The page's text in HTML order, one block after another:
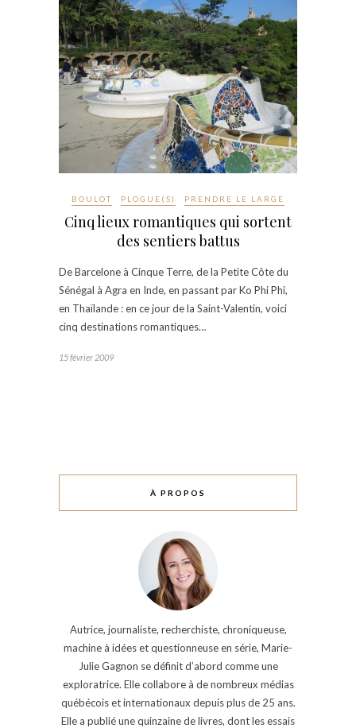
BOULOT PLOGUE(S) PRENDRE LE LARGE
Cinq lieux romantiques qui sortent
des sentiers battus
De Barcelone à Cinque Terre, de la Petite Côte du
Sénégal à Agra en Inde, en passant par Ko Phi Phi,
en Thaïlande : en ce jour de la Saint-Valentin, voici
cinq destinations romantiques…
15 février 2009
À PROPOS
Autrice, journaliste, recherchiste, chroniqueuse,
machine à idées et questionneuse en série, Marie-
Julie Gagnon se définit d’abord comme une
exploratrice. Elle collabore à de nombreux médias
québécois et internationaux depuis plus de 25 ans.
Elle a publié une quinzaine de livres, dont les essais